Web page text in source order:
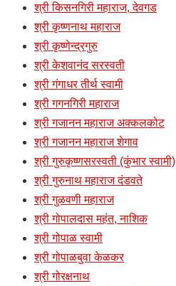
श्री किसनगिरी महाराज, देवगड
श्री कृष्णनाथ महाराज
श्री कृष्णेन्द्रगुरु
श्री केशवानंद सरस्वती
श्री गंगाधर तीर्थ स्वामी
श्री गगनगिरी महाराज
श्री गजानन महाराज अक्कलकोट
श्री गजानन महाराज शेगाव
श्री गुरुकृष्णसरस्वती (कुंभार स्वामी)
श्री गुरुनाथ महाराज दंडवते
श्री गुळवणी महाराज
श्री गोपालदास महंत, नाशिक
श्री गोपाळ स्वामी
श्री गोपाळबुवा केळकर
श्री गोरक्षनाथ